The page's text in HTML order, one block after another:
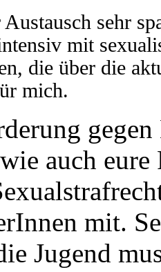
sehr
mit
die über die
mich.
auch
mit.
Jugend